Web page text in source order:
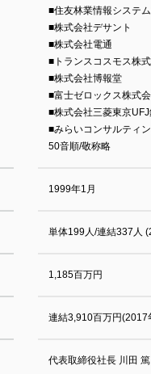
■住友林業情報システ
■株式会社デサント
■株式会社電通
■トランスコスモス株
■株式会社博報堂
■富士ゼロックス株式
■株式会社三菱東京
■みらいコンサルティ
50音順/敬称略
1999年1月
単体199人/連結337人
1,185百万円
連結3,910百万円(2017
代表取締役社長 川田 篤